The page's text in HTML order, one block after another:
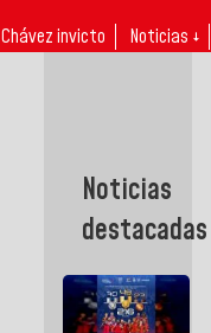
Chávez invicto Noticias ↓
Noticias
destacadas